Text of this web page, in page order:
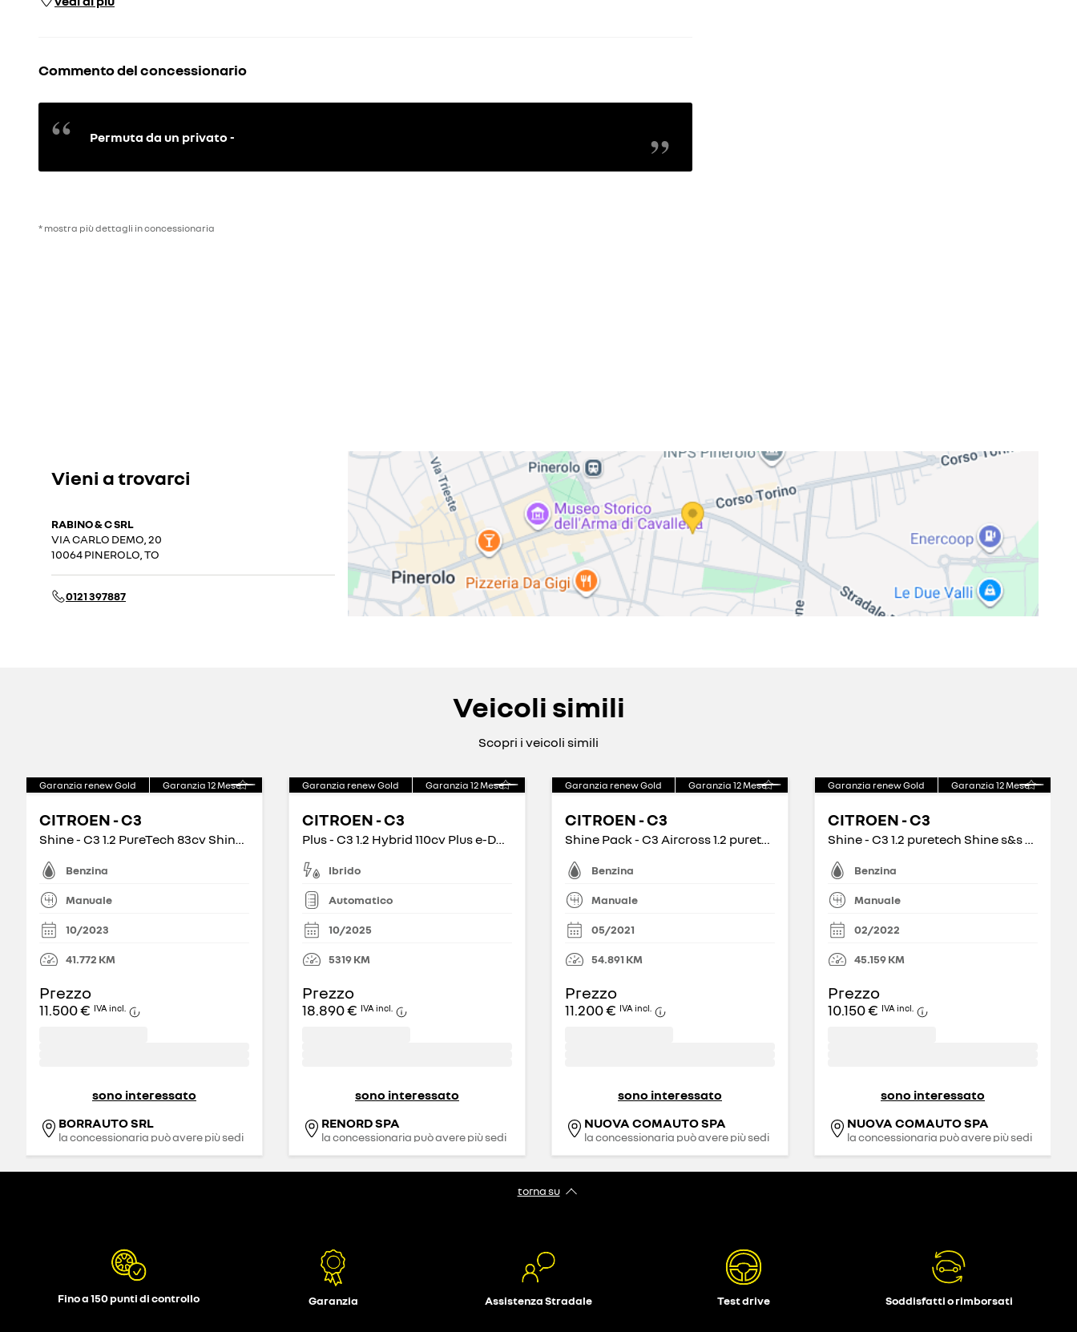
Commento del concessionario
Permuta da un privato -
* mostra più dettagli in concessionaria
Vieni a trovarci
RABINO & C SRL
VIA CARLO DEMO, 20
10064 PINEROLO, TO
0121 397887
Veicoli simili
Scopri i veicoli simili
Garanzia renew Gold Garanzia 12Mese
CITROEN - C3
Shine - C3 1.2 PureTech 83cv Shine S&S
Benzina
Manuale
10/2023
41.772 KM
Prezzo
11.500 € IVA incl.
sono interessato
BORRAUTO SRL
la concessionaria può avere più sedi
Garanzia renew Gold Garanzia 12Mese
CITROEN - C3
Plus - C3 1.2 Hybrid 110cv Plus e-DCS6
Ibrido
Automatico
10/2025
5319KM
Prezzo
18.890 € IVA incl.
sono interessato
RENORD SPA
la concessionaria può avere più sedi
Garanzia renew Gold Garanzia 12Mese
CITROEN - C3
Shine Pack - C3 Aircross 1.2 puretech Shine Pack s&s 110cv
Benzina
Manuale
05/2021
54.891 KM
Prezzo
11.200 € IVA incl.
sono interessato
NUOVA COMAUTO SPA
la concessionaria può avere più sedi
Garanzia renew Gold Garanzia 12Mese
CITROEN - C3
Shine - C3 1.2 puretech Shine s&s 83cv
Benzina
Manuale
02/2022
45.159KM
Prezzo
10.150 € IVA incl.
sono interessato
NUOVA COMAUTO SPA
la concessionaria può avere più sedi
torna su
Fino a 150 punti di controllo Garanzia Assistenza Stradale Test drive Soddisfatti o rimborsati